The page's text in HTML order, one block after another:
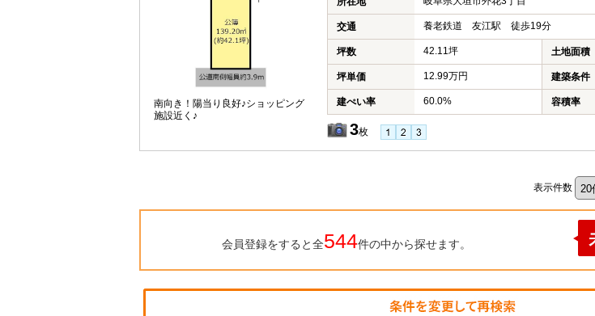
南向き！陽当り良好♪ショッピング
施設近く♪
交通 養老鉄道 友江駅 徒歩19分
坪数 42.11坪 土地面積
坪単価 12.99万円 建築条件
建ぺい率 60.0% 容積率
3枚
表示件数
会員登録をすると全544件の中から探せます。